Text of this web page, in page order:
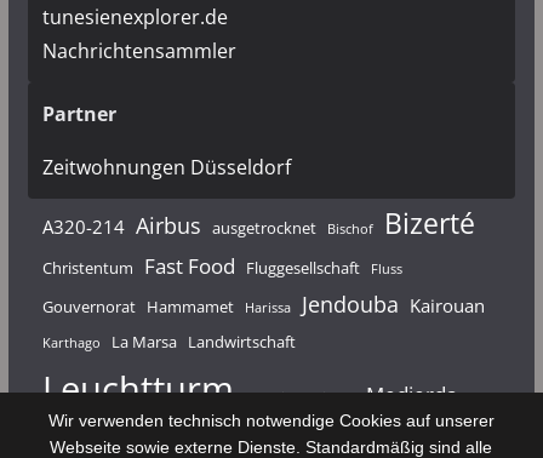
tunesienexplorer.de
Nachrichtensammler
Partner
Zeitwohnungen Düsseldorf
A320-214 Airbus ausgetrocknet Bischof Bizerté
Christentum Fast Food Fluggesellschaft Fluss
Gouvernorat Hammamet Harissa Jendouba Kairouan
Karthago La Marsa Landwirtschaft
Leuchtturm Mahdia Majerda Medjerda
Monastir Médenine Nabeul Nouvelair Punier
Wir verwenden technisch notwendige Cookies auf unserer
Webseite sowie externe Dienste. Standardmäßig sind alle